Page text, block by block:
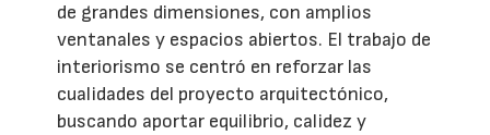
de grandes dimensiones, con amplios
ventanales y espacios abiertos. El trabajo de
interiorismo se centró en reforzar las
cualidades del proyecto arquitectónico,
buscando aportar equilibrio, calidez y